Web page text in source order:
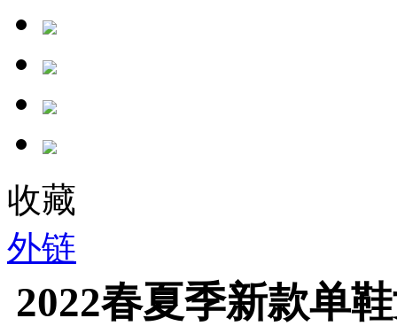
收藏
外链
2022春夏季新款单